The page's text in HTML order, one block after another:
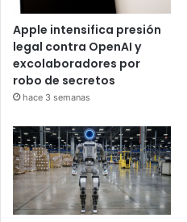
Apple intensifica presión
legal contra OpenAI y
excolaboradores por
robo de secretos
hace 3 semanas